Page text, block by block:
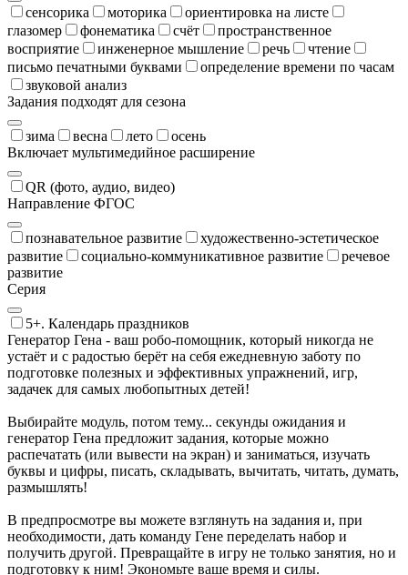
сенсорика моторика
ориентировка на листе
глазомер
фонематика счёт
пространственное
восприятие
инженерное мышление речь
чтение
письмо печатными буквами
определение времени по часам
звуковой анализ
Задания подходят для сезона
зима весна лето
осень
Включает мультимедийное расширение
QR (фото, аудио, видео)
Направление ФГОС
познавательное развитие
художественно-эстетическое
развитие
социально-коммуникативное развитие
речевое
развитие
Серия
5+. Календарь праздников
Генератор Гена - ваш робо-помощник, который никогда не
устаёт и с радостью берёт на себя ежедневную заботу по
подготовке полезных и эффективных упражнений, игр,
задачек для самых любопытных детей!
Выбирайте модуль, потом тему... секунды ожидания и
генератор Гена предложит задания, которые можно
распечатать (или вывести на экран) и заниматься, изучать
буквы и цифры, писать, складывать, вычитать, читать, думать,
размышлять!
В предпросмотре вы можете взглянуть на задания и, при
необходимости, дать команду Гене переделать набор и
получить другой. Превращайте в игру не только занятия, но и
подготовку к ним! Экономьте ваше время и силы.